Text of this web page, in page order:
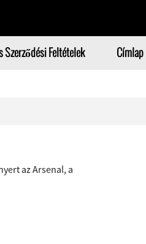
Szerződési Feltételek Címlap
az Arsenal, a